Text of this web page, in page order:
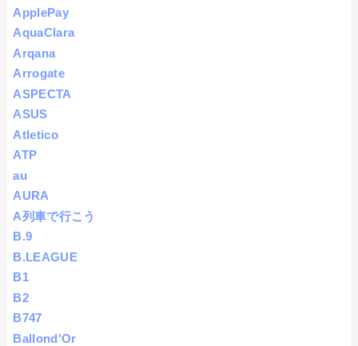
ApplePay
AquaClara
Arqana
Arrogate
ASPECTA
ASUS
Atletico
ATP
au
AURA
A列車で行こう
B.9
B.LEAGUE
B1
B2
B747
Ballond'Or